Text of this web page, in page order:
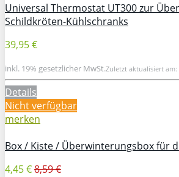
Universal Thermostat UT300 zur
Schildkröten-Kühlschranks
39,95 €
inkl. 19% gesetzlicher MwSt.Zuletzt aktualisiert am:
Details
Nicht verfügbar
merken
Box / Kiste / Überwinterungsbox für
4,45 €8,59 €